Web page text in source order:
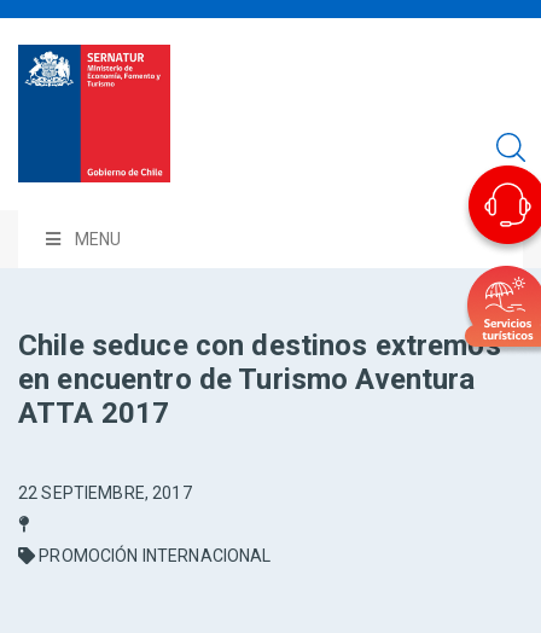
MENU
Chile seduce con destinos extremos
en encuentro de Turismo Aventura
ATTA 2017
22 SEPTIEMBRE, 2017
PROMOCIÓN INTERNACIONAL